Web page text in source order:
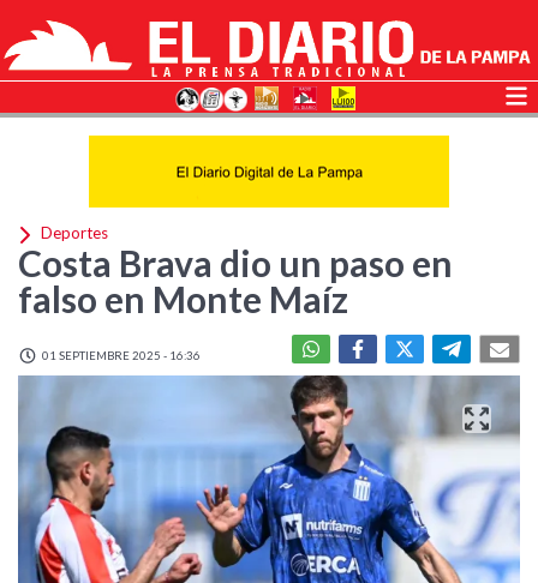
Deportes
Costa Brava dio un paso en
falso en Monte Maíz
01 SEPTIEMBRE 2025 - 16:36